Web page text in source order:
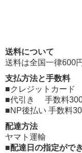
送料について
送料は全国一律600
支払方法と手数料
■クレジットカード
■代引き 手数料300
■NP後払い 手数料
配達方法
ヤマト運輸
■配達日の指定がで